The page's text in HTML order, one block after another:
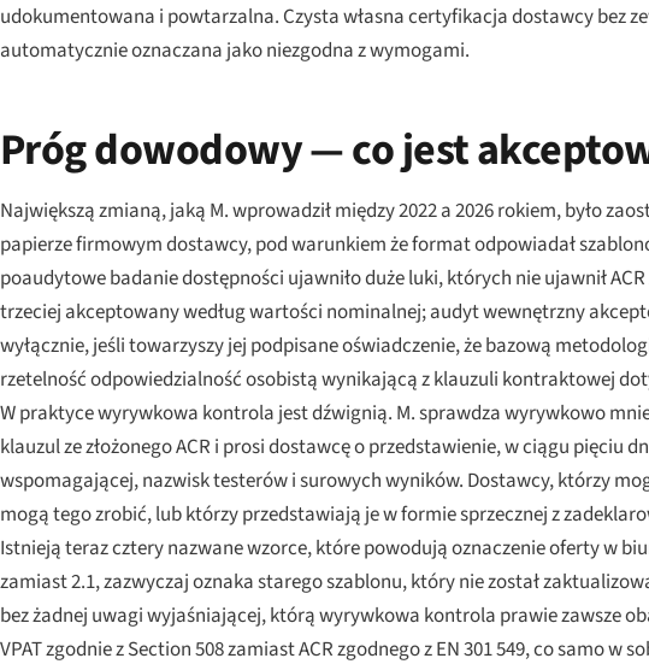
udokumentowana i powtarzalna. Czysta własna certyfikacja dostawcy
automatycznie oznaczana jako niezgodna z wymogami.
Próg dowodowy — co jest
Największą zmianą, jaką M. wprowadził między 2022 a 2026 rokiem, było
papierze firmowym dostawcy, pod warunkiem że format odpowiadał
poaudytowe badanie dostępności ujawniło duże luki, których nie ujawnił
trzeciej akceptowany według wartości nominalnej; audyt wewnętrzny
wyłącznie, jeśli towarzyszy jej podpisane oświadczenie, że bazową
rzetelność odpowiedzialność osobistą wynikającą z klauzuli kontraktowej
W praktyce wyrywkowa kontrola jest dźwignią. M. sprawdza wyrywkowo
klauzul ze złożonego ACR i prosi dostawcę o przedstawienie, w ciągu
wspomagającej, nazwisk testerów i surowych wyników. Dostawcy, którzy
mogą tego zrobić, lub którzy przedstawiają je w formie sprzecznej z
Istnieją teraz cztery nazwane wzorce, które powodują oznaczenie oferty w
zamiast 2.1, zazwyczaj oznaka starego szablonu, który nie został
bez żadnej uwagi wyjaśniającej, którą wyrywkowa kontrola prawie zawsze
VPAT zgodnie z Section 508 zamiast ACR zgodnego z EN 301 549, co samo